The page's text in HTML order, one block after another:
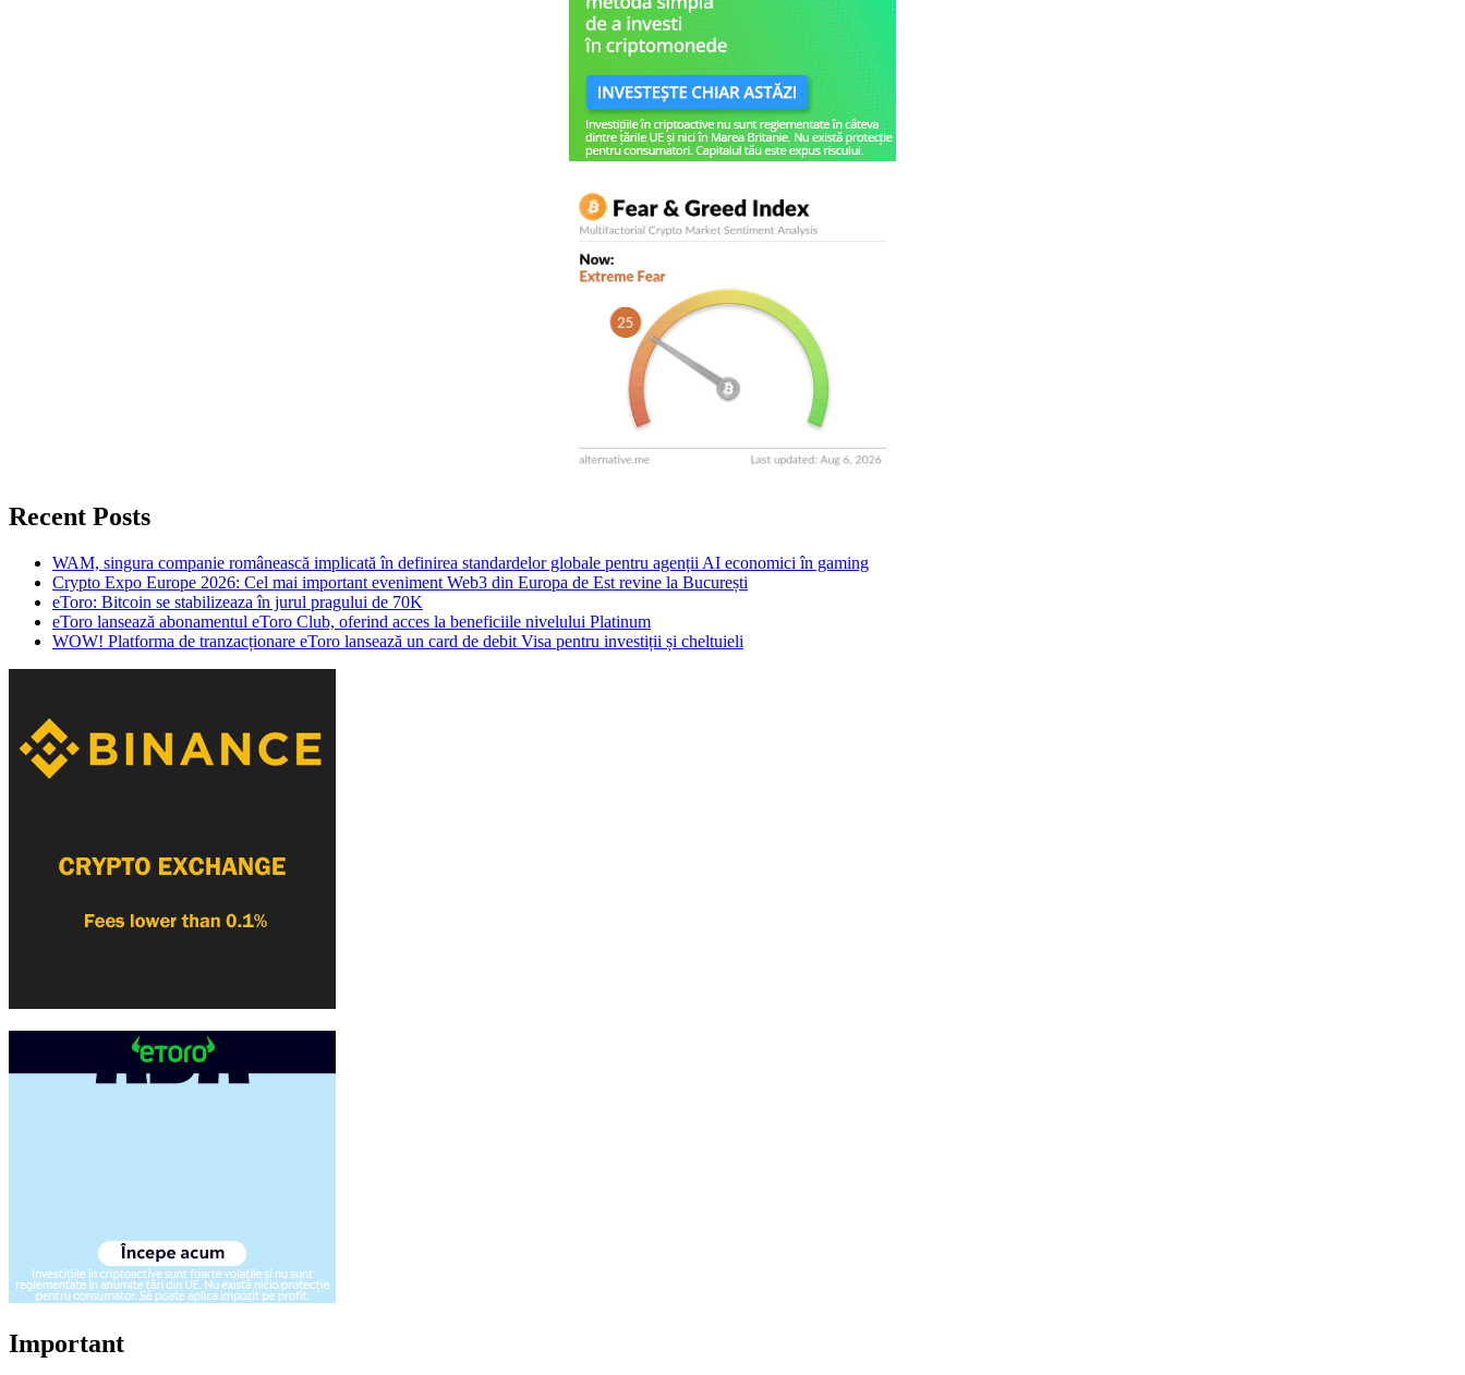
Recent Posts
WAM, singura companie românească implicată în definirea standardelor globale pentru agenții AI economici în gaming
Crypto Expo Europe 2026: Cel mai important eveniment Web3 din Europa de Est revine la București
eToro: Bitcoin se stabilizeaza în jurul pragului de 70K
eToro lansează abonamentul eToro Club, oferind acces la beneficiile nivelului Platinum
WOW! Platforma de tranzacționare eToro lansează un card de debit Visa pentru investiții și cheltuieli
Important